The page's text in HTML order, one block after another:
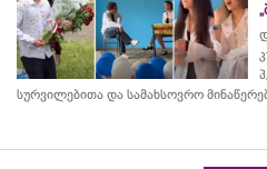
სურვილებითა და სამახსოვრო